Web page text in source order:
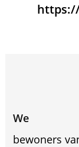
We
bewoners